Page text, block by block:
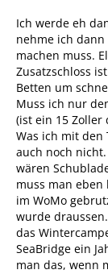
Ich werde eh
nehme ich
machen muss.
Zusatzschloss
Betten um
Muss ich nur
(ist ein 15 Zoller
Was ich mit den
auch noch
wären
muss man
im WoMo
wurde
das
SeaBridge ein
man das, wenn